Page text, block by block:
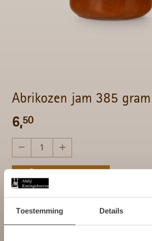
Toestemming Details
Abrikozen jam 385 gram
6,50
Gratis verzending bij bestellingen
Binnen enkele werkdagen geleverd!